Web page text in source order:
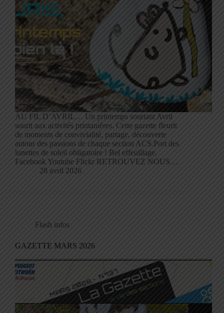
AU FIL D’AVRIL… Un printemps souriant Avril
sourit aux activités printanières. Cette gazette fleurit
de moments de convivialité, partage, découverte
autour des passions de chaque section ACS.Port des
lunettes de soleil obligatoire ! Bel effeuillage.
Facebook Youtube Flickr RETROUVEZ NOUS…
28 avril 2026
Flash infos
GAZETTE MARS 2026